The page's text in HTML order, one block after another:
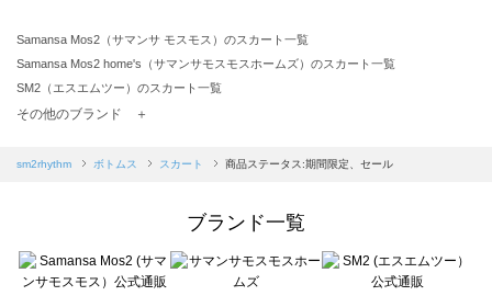
Samansa Mos2（サマンサ モスモス）のスカート一覧
Samansa Mos2 home's（サマンサモスモスホームズ）のスカート一覧
SM2（エスエムツー）のスカート一覧
TSUHARU by Samansa Mos2（ツハルバイサマンサモスモス）のスカート一覧
Samansa Mos2 blue（サマンサモスモス ブルー）のスカート一覧
sō4ū（ソウフォーユー）のスカート一覧
Te chichi（テチチ）のスカート一覧
Te chichi CLASSIC（テチチ クラシック）のスカート一覧
その他のブランド ＋
sm2rhythm ボトムス スカート 商品ステータス:期間限定、セール
ブランド一覧